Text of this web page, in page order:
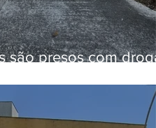
são presos com